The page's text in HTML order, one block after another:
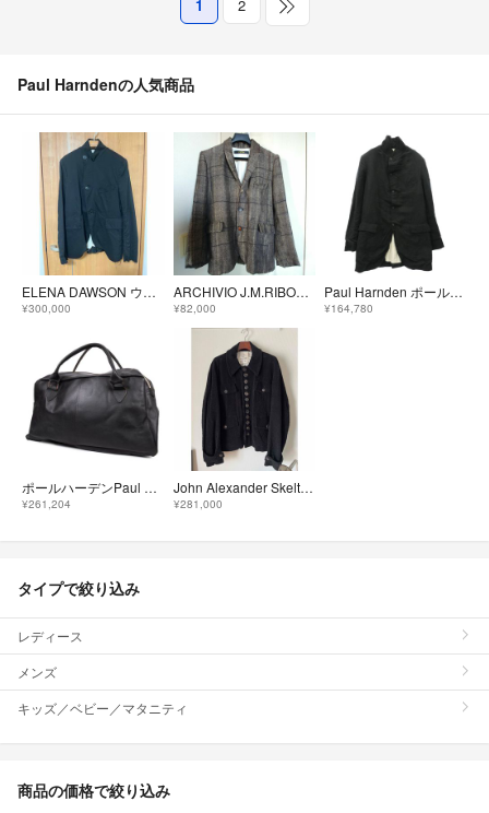
1 2
Paul Harndenの人気商品
ELENA DAWSON ウール ジャケット S
¥300,000
ARCHIVIO J.M.RIBOT 手織りジャケット 美品
¥82,000
Paul Harnden ポールハーデン Mens Long Blazer ウールリネン メンズロングブレザー ジャケット グレー系 L【中古】
¥164,780
ポールハーデンPaul Harnden Big Sports レザーバッグ 黒
¥261,204
John Alexander Skelton 20AW ハンティングジャケット
¥281,000
タイプで絞り込み
レディース
メンズ
キッズ／ベビー／マタニティ
商品の価格で絞り込み